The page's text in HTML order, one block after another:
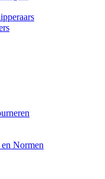
Normen